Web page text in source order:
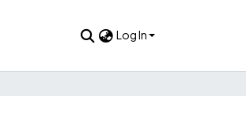
Log In